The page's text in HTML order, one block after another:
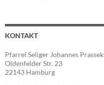
KONTAKT
Pfarrei Seliger Johannes Prassek
Oldenfelder Str. 23
22143 Hamburg